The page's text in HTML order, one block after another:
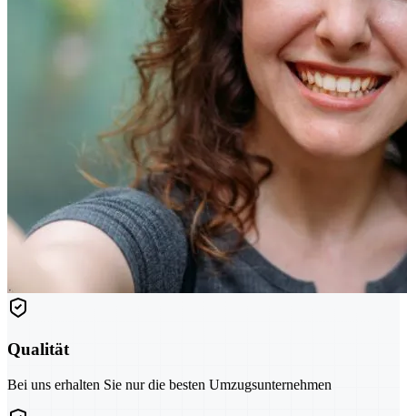
Qualität
Bei uns erhalten Sie nur die besten Umzugsunternehmen